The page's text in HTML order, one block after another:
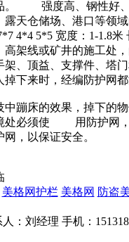
。 强度高、钢性好、
天仓储场、港口等领
4*4 5*5 宽度：1-
线或矿井的施工处，
、顶益、支撑件、塔
掉下来时，经编防护
蹦床的效果，掉下的
处必须使 用防护网，
，以保证安全。
美格网护栏 美格网 防盗
人：刘经理 手机：